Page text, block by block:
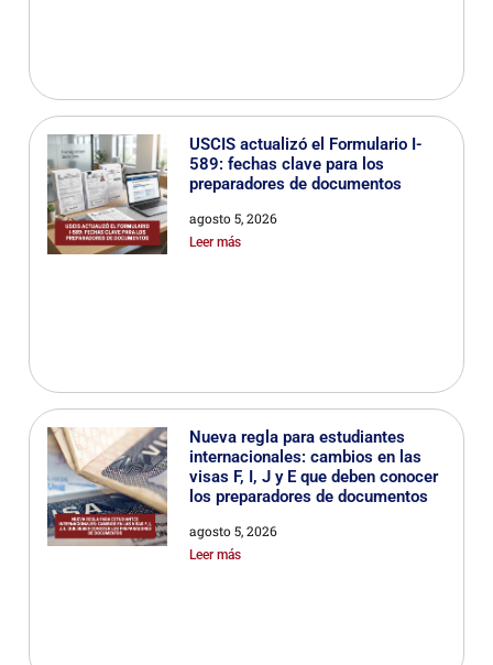
USCIS actualizó el Formulario I-
589: fechas clave para los
preparadores de documentos
agosto 5, 2026
Leer más
Nueva regla para estudiantes
internacionales: cambios en las
visas F, I, J y E que deben conocer
los preparadores de documentos
agosto 5, 2026
Leer más